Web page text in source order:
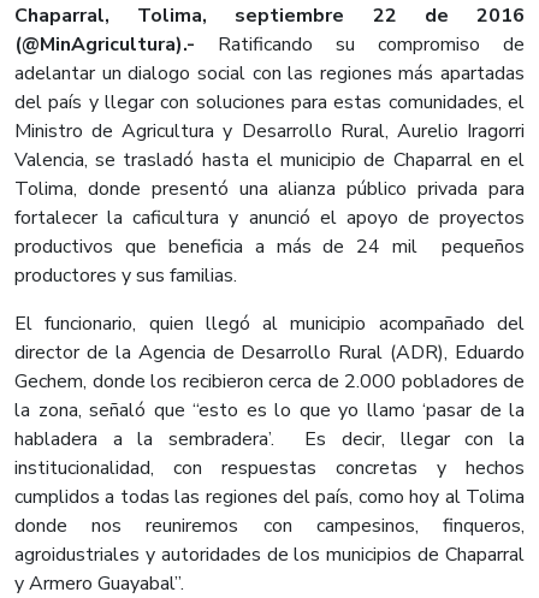
Chaparral, Tolima, septiembre 22 de 2016
(@MinAgricultura).- Ratificando su compromiso de
adelantar un dialogo social con las regiones más apartadas
del país y llegar con soluciones para estas comunidades, el
Ministro de Agricultura y Desarrollo Rural, Aurelio Iragorri
Valencia, se trasladó hasta el municipio de Chaparral en el
Tolima, donde presentó una alianza público privada para
fortalecer la caficultura y anunció el apoyo de proyectos
productivos que beneficia a más de 24 mil pequeños
productores y sus familias.
El funcionario, quien llegó al municipio acompañado del
director de la Agencia de Desarrollo Rural (ADR), Eduardo
Gechem, donde los recibieron cerca de 2.000 pobladores de
la zona, señaló que “esto es lo que yo llamo ‘pasar de la
habladera a la sembradera’. Es decir, llegar con la
institucionalidad, con respuestas concretas y hechos
cumplidos a todas las regiones del país, como hoy al Tolima
donde nos reuniremos con campesinos, finqueros,
agroidustriales y autoridades de los municipios de Chaparral
y Armero Guayabal”.